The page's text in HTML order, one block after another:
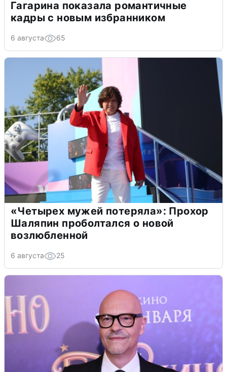
Гагарина показала романтичные
кадры с новым избранником
6 августа 65
«Четырех мужей потеряла»: Прохор
Шаляпин проболтался о новой
возлюбленной
6 августа 25